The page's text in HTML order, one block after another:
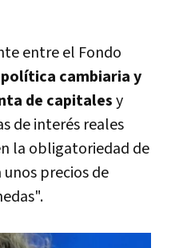
entre el Fondo
cambiaria y
de capitalesy
de interés reales
la obligatoriedad de
precios de